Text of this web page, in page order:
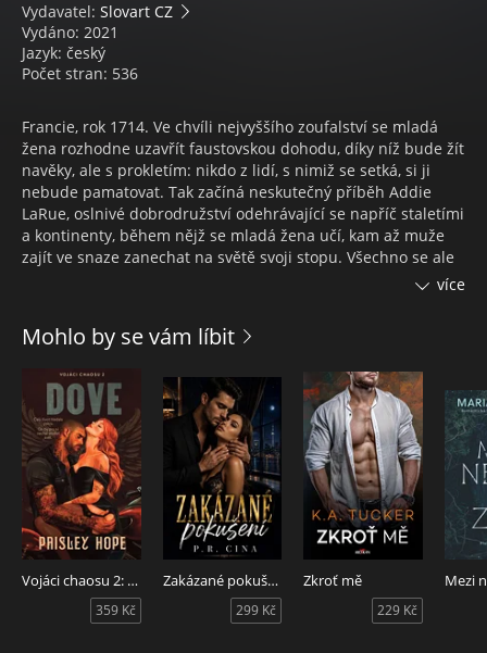
Vydavatel: Slovart CZ
Vydáno: 2021
Jazyk: český
Počet stran: 536
Francie, rok 1714. Ve chvíli nejvyššího zoufalství se mladá
žena rozhodne uzavřít faustovskou dohodu, díky níž bude žít
navěky, ale s prokletím: nikdo z lidí, s nimiž se setká, si ji
nebude pamatovat. Tak začíná neskutečný příběh Addie
LaRue, oslnivé dobrodružství odehrávající se napříč staletími
a kontinenty, během nějž se mladá žena učí, kam až muže
zajít ve snaze zanechat na světě svoji stopu. Všechno se ale
změní, když Addie po téměř 300 letech narazí v jednom
jej lze zařadit po bok bestsellerů jako je Zakletý v čase nebo
více
Mohlo by se vám líbit
Vojáci chaosu 2: Dove
359 Kč
Zakázané pokušení
299 Kč
Zkroť mě
229 Kč